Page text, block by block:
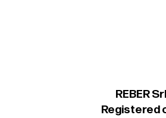
REBER
Registered